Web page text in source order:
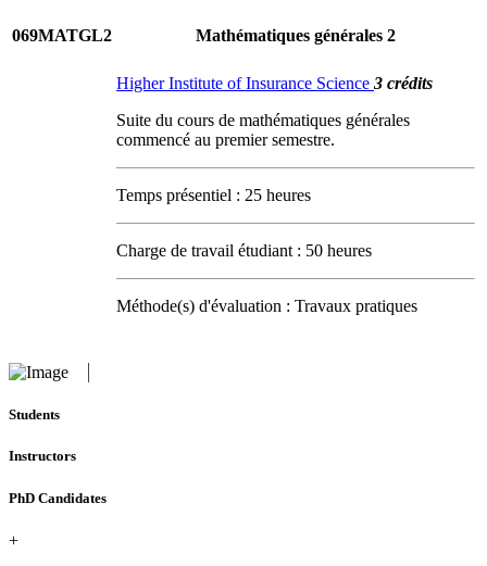
069MATGL2 Mathématiques générales 2
Higher Institute of Insurance Science 3 crédits
Suite du cours de mathématiques générales
commencé au premier semestre.
Temps présentiel : 25 heures
Charge de travail étudiant : 50 heures
Méthode(s) d'évaluation : Travaux pratiques
Students
Instructors
PhD Candidates
+